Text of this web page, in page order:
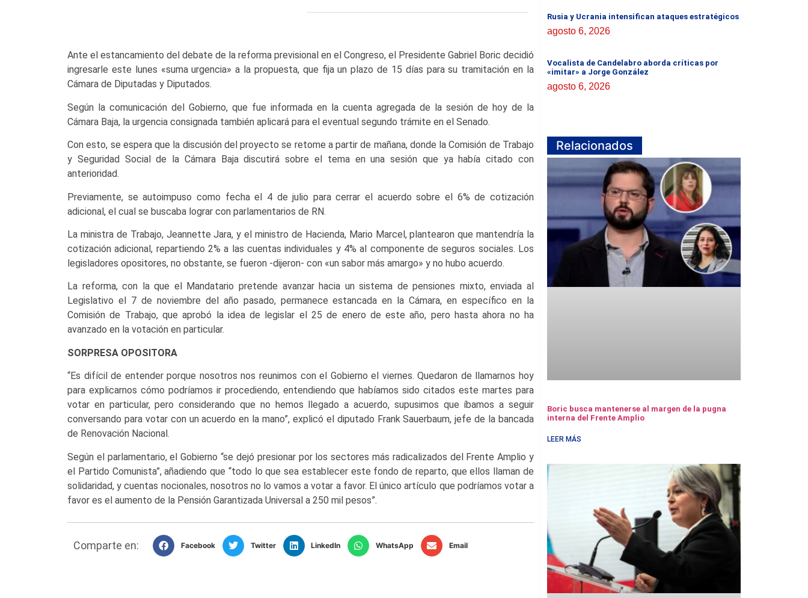
Ante el estancamiento del debate de la reforma previsional en el Congreso, el Presidente Gabriel Boric decidió
ingresarle este lunes «suma urgencia» a la propuesta, que fija un plazo de 15 días para su tramitación en la
Cámara de Diputadas y Diputados.
Según la comunicación del Gobierno, que fue informada en la cuenta agregada de la sesión de hoy de la
Cámara Baja, la urgencia consignada también aplicará para el eventual segundo trámite en el Senado.
Con esto, se espera que la discusión del proyecto se retome a partir de mañana, donde la Comisión de Trabajo
y Seguridad Social de la Cámara Baja discutirá sobre el tema en una sesión que ya había citado con
anterioridad.
Previamente, se autoimpuso como fecha el 4 de julio para cerrar el acuerdo sobre el 6% de cotización
adicional, el cual se buscaba lograr con parlamentarios de RN.
La ministra de Trabajo, Jeannette Jara, y el ministro de Hacienda, Mario Marcel, plantearon que mantendría la
cotización adicional, repartiendo 2% a las cuentas individuales y 4% al componente de seguros sociales. Los
legisladores opositores, no obstante, se fueron -dijeron- con «un sabor más amargo» y no hubo acuerdo.
La reforma, con la que el Mandatario pretende avanzar hacia un sistema de pensiones mixto, enviada al
Legislativo el 7 de noviembre del año pasado, permanece estancada en la Cámara, en específico en la
Comisión de Trabajo, que aprobó la idea de legislar el 25 de enero de este año, pero hasta ahora no ha
avanzado en la votación en particular.
SORPRESA OPOSITORA
“Es difícil de entender porque nosotros nos reunimos con el Gobierno el viernes. Quedaron de llamarnos hoy
para explicarnos cómo podríamos ir procediendo, entendiendo que habíamos sido citados este martes para
votar en particular, pero considerando que no hemos llegado a acuerdo, supusimos que íbamos a seguir
conversando para votar con un acuerdo en la mano”, explicó el diputado Frank Sauerbaum, jefe de la bancada
de Renovación Nacional.
Según el parlamentario, el Gobierno “se dejó presionar por los sectores más radicalizados del Frente Amplio y
el Partido Comunista”, añadiendo que “todo lo que sea establecer este fondo de reparto, que ellos llaman de
solidaridad, y cuentas nocionales, nosotros no lo vamos a votar a favor. El único artículo que podríamos votar a
favor es el aumento de la Pensión Garantizada Universal a 250 mil pesos”.
Comparte en: Facebook Twitter LinkedIn WhatsApp Email
Rusia y Ucrania intensifican ataques estratégicos
agosto 6, 2026
Vocalista de Candelabro aborda críticas por
«imitar» a Jorge González
agosto 6, 2026
Relacionados
Boric busca mantenerse al margen de la pugna
interna del Frente Amplio
LEER MÁS